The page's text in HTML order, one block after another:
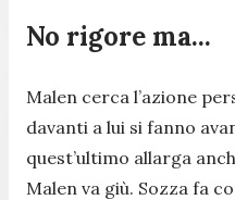
No rigore ma...
Malen cerca l’azione
davanti a lui si fanno
quest’ultimo allarga
Malen va giù. Sozza fa